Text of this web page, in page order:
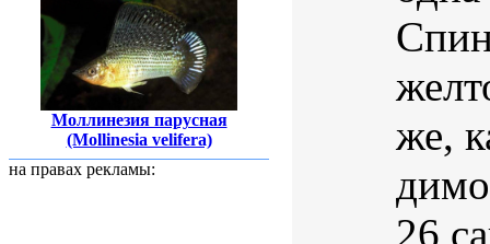
Моллинезия парусная
(Mollinesia velifera)
на правах рекламы:
же,
26